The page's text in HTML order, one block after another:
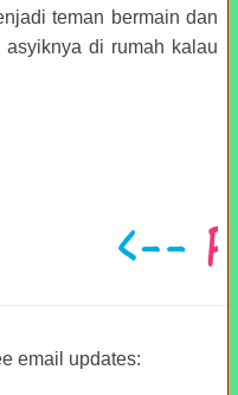
teman bermain dan
asyiknya di rumah kalau
email updates: